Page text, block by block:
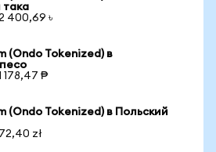
така
400,69 ৳
(Ondo Tokenized) в
178,47 ₱
(Ondo Tokenized) в Польский
zł